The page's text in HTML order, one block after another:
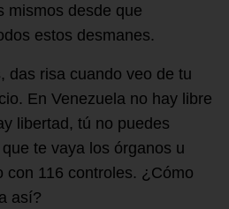
mismos desde que
estos desmanes.
das risa cuando veo de tu
En Venezuela no hay libre
libertad, tú no puedes
te vaya los órganos u
con 116 controles. ¿Cómo
así?